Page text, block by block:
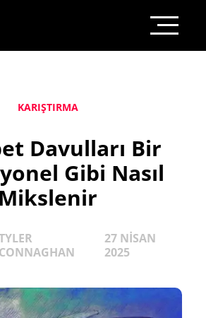
KARIŞTIRMA
Davulları Bir
Gibi Nasıl
Mikslenir
CONNAGHAN
27 NISAN
2025